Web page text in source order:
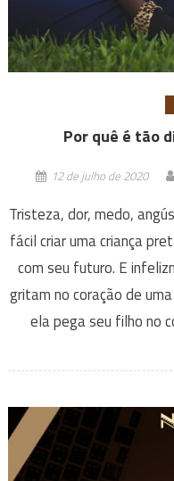
Por quê é tão
12 de julho de 2020
Tristeza, dor, medo,
fácil criar uma criança
com seu futuro. E
gritam no coração de
ela pega seu filho no